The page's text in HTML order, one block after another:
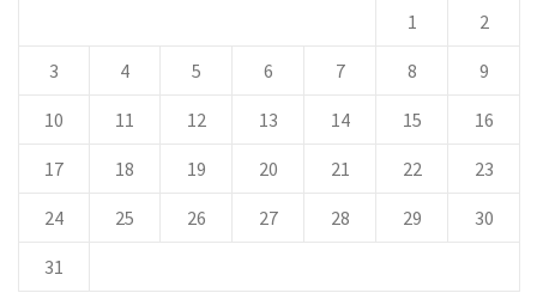
1
2
3 4 5 6 7 8 9
10 11 12 13 14 15 16
17 18 19 20 21 22 23
24 25 26 27 28 29 30
31